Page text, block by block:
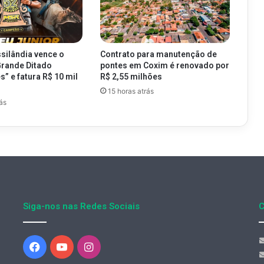
vence o
Ditado
e fatura R$ 10 mil
Contrato para manutenção de
pontes em Coxim é renovado por
R$ 2,55 milhões
15 horas atrás
Siga-nos nas Redes Sociais
Facebook
YouTubeInstagram